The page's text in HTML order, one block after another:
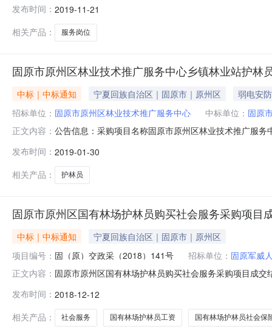
有限公司，采购业主：固原市原州区教育体育局，招标
式：张彬1899542916
发布时间： 2019-11-21
相关产品：
服务岗位
固原市原州区林业技术推广服务中心乡镇林业站护
中标｜中标通知 宁夏回族自治区｜固原市｜原州区
弱电安防
招标单位： 固原市原州区林业技术推广服务中心 中标单位： 固原
正文内容： 公告信息：采购项目名称固原市原州区林业技术推广服
人刘领军项目联系电话14760541116采购单位固原市原
发布时间： 2019-01-30
相关产品：
护林员
固原市原州区国有林场护林员购买社会服务采购项目
中标｜中标通知
宁夏回族自治区｜固原市｜原州区
项目编号： 固（原）交政采（2018）141号 招标单位： 固原军威
正文内容： 固原市原州区国有林场护林员购买社会服务采购项目成
民币）联系人及联系方式：项目联系人宁夏华信诚项目
发布时间： 2018-12-12
相关产品：
社会服务 国有林场护林员工资 国有林场护林员社会保